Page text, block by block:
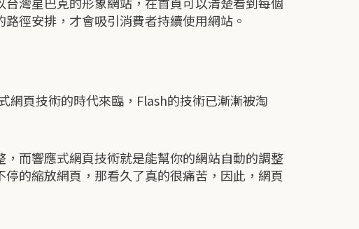
徑安排，才會吸引消費者持續使用網站。
網頁技術的時代來臨，Flash的技術已漸漸被淘
而響應式網頁技術就是能幫你的網站自動的調整
的縮放網頁，那看久了真的很痛苦，因此，網頁